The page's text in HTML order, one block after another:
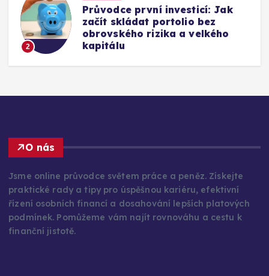
3
Vyjednávání o platu: Podrobný
návod na získání nadprůměrné
odměny v každé fázi kariéry
O nás
praktické rady a tipy pro úspěšnou kariéru, efektivní
řízení osobních financí a dosahování lepších platových
podmínek. Pomůžeme vám najít rovnováhu a cestu k
finanční jistotě.